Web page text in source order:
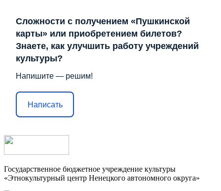
Сложности с получением «Пушкинской
карты» или приобретением билетов?
Знаете, как улучшить работу учреждений
культуры?
Напишите — решим!
Написать
Государственное бюджетное учреждение культуры
«Этнокультурный центр Ненецкого автономного округа»